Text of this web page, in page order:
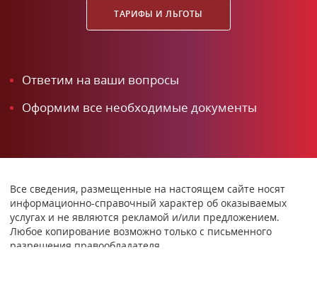
ТАРИФЫ И ЛЬГОТЫ
Ответим на ваши вопросы
Оформим все необходимые документы
Все сведения, размещенные на настоящем сайте носят
информационно-справочный характер об оказываемых
услугах и не являются рекламой и/или предложением.
Любое копирование возможно только с письменного
разрешения правообладателя.